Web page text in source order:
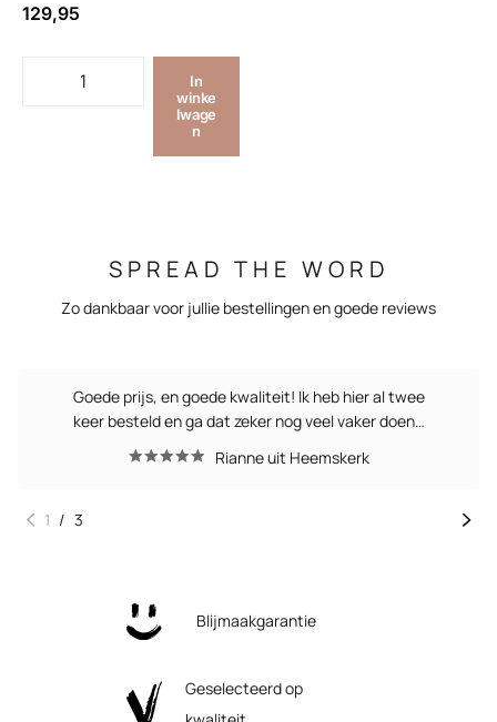
129,95
In
winke
lwage
n
SPREAD THE WORD
Zo dankbaar voor jullie bestellingen en goede reviews
Goede prijs, en goede kwaliteit! Ik heb hier al twee
keer besteld en ga dat zeker nog veel vaker doen…
Rianne uit Heemskerk
1 / 3
Blijmaakgarantie
Geselecteerd op